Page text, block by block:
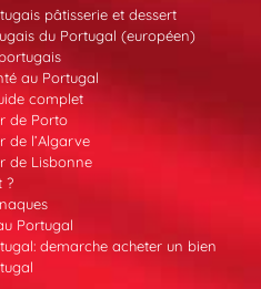
pâtisserie et dessert
du Portugal (européen)
au Portugal
complet
de Porto
de l’Algarve
de Lisbonne
?
Portugal
demarche acheter un bien